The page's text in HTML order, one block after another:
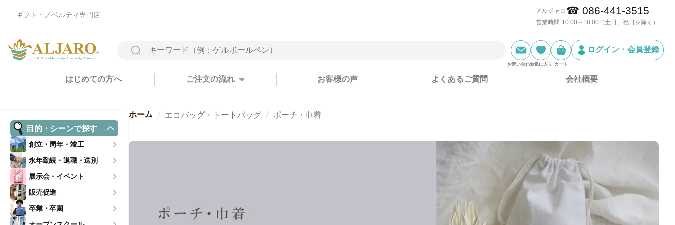
ギフト・ノベルティ専門店 アルジャロ ☎ 086-441-3515
営業時間 10:00～18:00（土日、祝日を除く）
お問い合わせお気に入り カート
ログイン・会員登録
はじめての方へ ご注文の流れ お客様の声 よくあるご質問 会社概要
目的・シーンで探す
創立・周年・竣工
永年勤続・退職・送別
展示会・イベント
販売促進
卒業・卒園
ホーム エコバッグ・トートバッグ ポーチ・巾着